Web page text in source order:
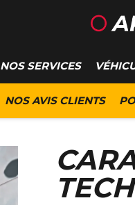
NOS SERVICES
NOS AVIS CLIENTS